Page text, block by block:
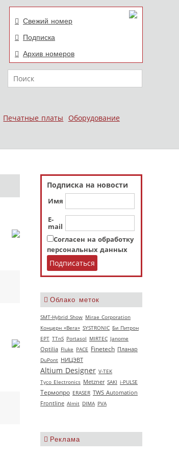
Свежий номер
Подписка
Архив номеров
Поиск
Печатные платы
Оборудование
Подписка на новости
Имя
E-
mail
Согласен на обработку
персональных данных
Облако меток
SMT-Hybrid Show Mirae Corporation
Концерн «Вега» SYSTRONIC Би Питрон
EPT TTnS Portasol MIRTEC Janome
Optilia Fluke РАСЕ Finetech Планар
DuPont НИЦЭВТ
Altium Designer V‑TEK
Tyco Electronics Metzner SAKI i-PULSE
Термопро ERASER TWS Automation
Frontline Almit DIMA PVA
Реклама